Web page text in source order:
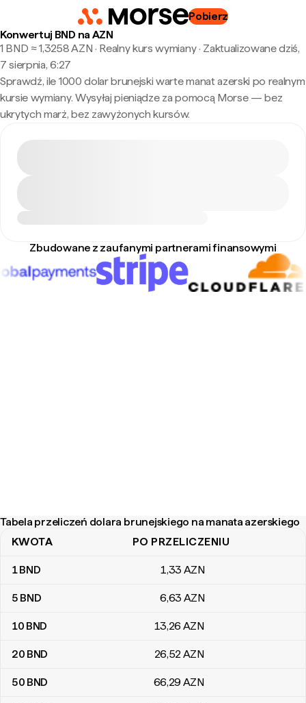
Pobierz
Konwertuj BND na AZN
1 BND ≈ 1,3258 AZN · Realny kurs wymiany· Zaktualizowane dziś,
7 sierpnia, 6:27
Sprawdź, ile 1000 dolar brunejski warte manat azerski po realnym
kursie wymiany. Wysyłaj pieniądze za pomocą Morse — bez
ukrytych marż, bez zawyżonych kursów.
Zbudowane z zaufanymi partnerami finansowymi
Tabela przeliczeń dolara brunejskiego na manata azerskiego
Tabela przeliczeń dolara brunejskiego na manata azerskiego
KWOTA PO PRZELICZENIU
1BND 1,33 AZN
5 BND 6,63 AZN
10 BND 13,26 AZN
20 BND 26,52AZN
50 BND 66,29 AZN